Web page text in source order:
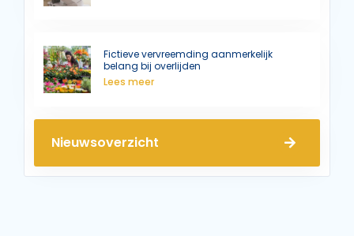
Fictieve vervreemding aanmerkelijk
belang bij overlijden
Lees meer
Nieuwsoverzicht